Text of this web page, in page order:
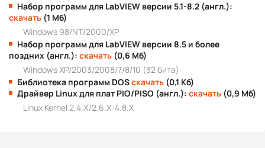
Набор программ для LabVIEW версии 5.1-8.2 (англ.):
скачать (1 Мб)
Windows 98/NT/2000/XP
Набор программ для LabVIEW версии 8.5 и более
поздних (англ.): скачать (0,6 Мб)
Windows XP/2003/2008/7/8/10 (32 бита)
Библиотека программ DOSскачать (0,1 Кб)
Драйвер Linux для плат PIO/PISO (англ.): скачать (0,9 Мб)
Linux Kernel 2.4.X/2.6.X-4.8.X